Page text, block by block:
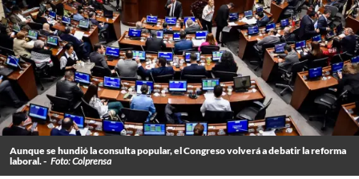
Aunque se hundió la consulta popular, el Congreso volverá a debatir la reforma
laboral. - Foto: Colprensa